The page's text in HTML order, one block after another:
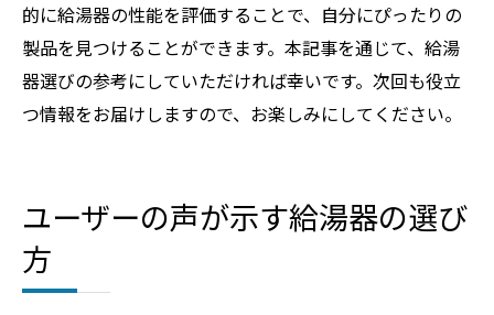
的に給湯器の性能を評価することで、自分にぴったりの
製品を見つけることができます。本記事を通じて、給湯
器選びの参考にしていただければ幸いです。次回も役立
つ情報をお届けしますので、お楽しみにしてください。
ユーザーの声が示す給湯器の選び
方